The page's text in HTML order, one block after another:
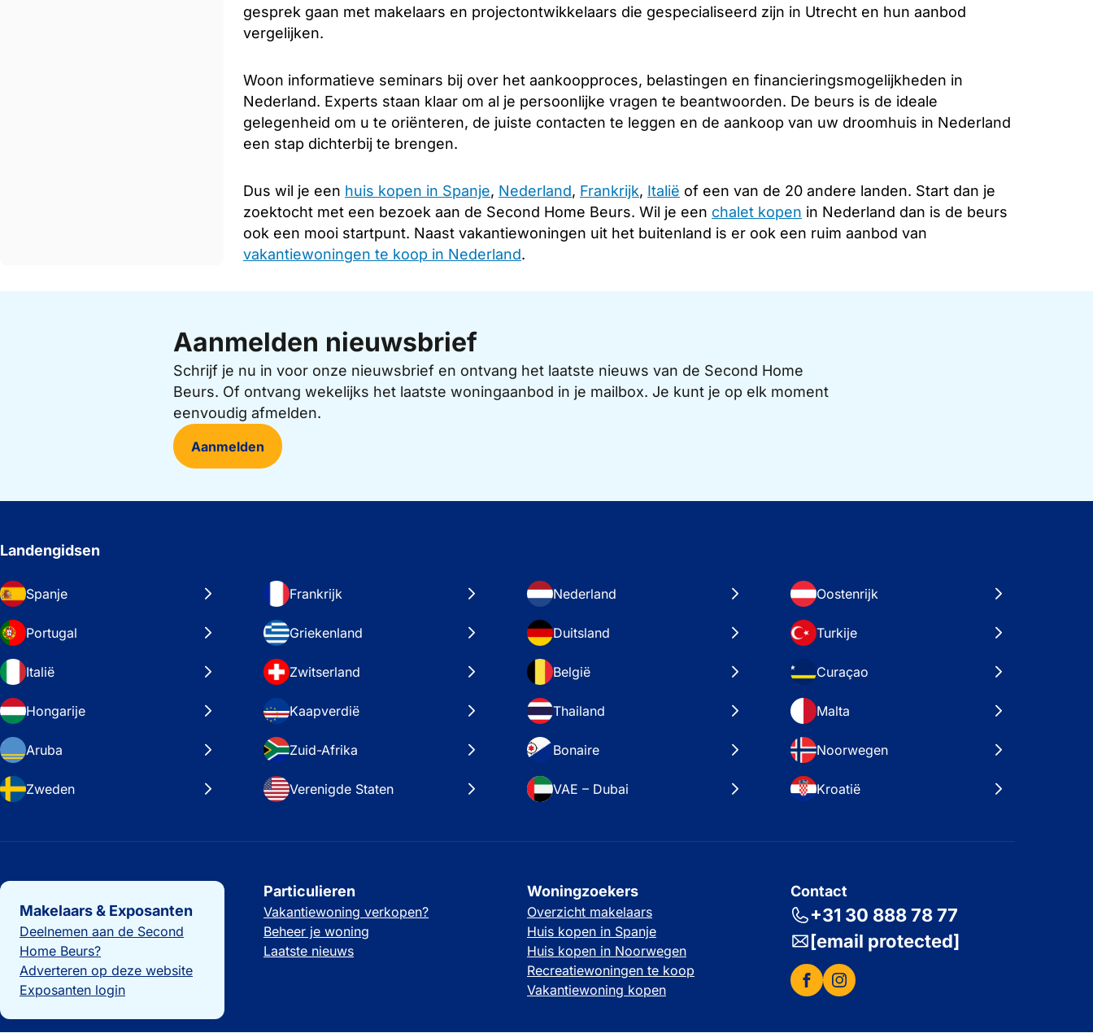
gesprek gaan met makelaars en projectontwikkelaars die gespecialiseerd zijn in Utrecht en hun aanbod
vergelijken.
Woon informatieve seminars bij over het aankoopproces, belastingen en financieringsmogelijkheden in
Nederland. Experts staan klaar om al je persoonlijke vragen te beantwoorden. De beurs is de ideale
gelegenheid om u te oriënteren, de juiste contacten te leggen en de aankoop van uw droomhuis in Nederland
een stap dichterbij te brengen.
Dus wil je een huis kopen in Spanje, Nederland, Frankrijk, Italië of een van de 20 andere landen. Start dan je
zoektocht met een bezoek aan de Second Home Beurs. Wil je een chalet kopen in Nederland dan is de beurs
ook een mooi startpunt. Naast vakantiewoningen uit het buitenland is er ook een ruim aanbod van
vakantiewoningen te koop in Nederland.
Aanmelden nieuwsbrief
Schrijf je nu in voor onze nieuwsbrief en ontvang het laatste nieuws van de Second Home
Beurs. Of ontvang wekelijks het laatste woningaanbod in je mailbox. Je kunt je op elk moment
eenvoudig afmelden.
Aanmelden
Landengidsen
Spanje Frankrijk Nederland Oostenrijk
Portugal Griekenland Duitsland Turkije
Italië Zwitserland België Curaçao
Hongarije Kaapverdië Thailand Malta
Aruba Zuid-Afrika Bonaire Noorwegen
Zweden Verenigde Staten VAE – Dubai Kroatië
Belangrijke links
Makelaars & Exposanten
Deelnemen aan de Second
Home Beurs?
Adverteren op deze website
Exposanten login
Particulieren
Vakantiewoning verkopen?
Beheer je woning
Laatste nieuws
Woningzoekers
Overzicht makelaars
Huis kopen in Spanje
Huis kopen in Noorwegen
Recreatiewoningen te koop
Vakantiewoning kopen
Contact
+31 30 888 78 77
[email protected]